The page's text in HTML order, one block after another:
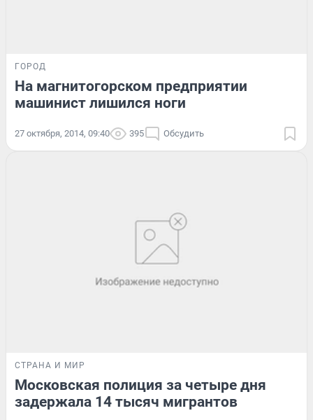
ГОРОД
На магнитогорском предприятии
машинист лишился ноги
27 октября, 2014, 09:40 395 Обсудить
СТРАНА И МИР
Московская полиция за четыре дня
задержала 14 тысяч мигрантов